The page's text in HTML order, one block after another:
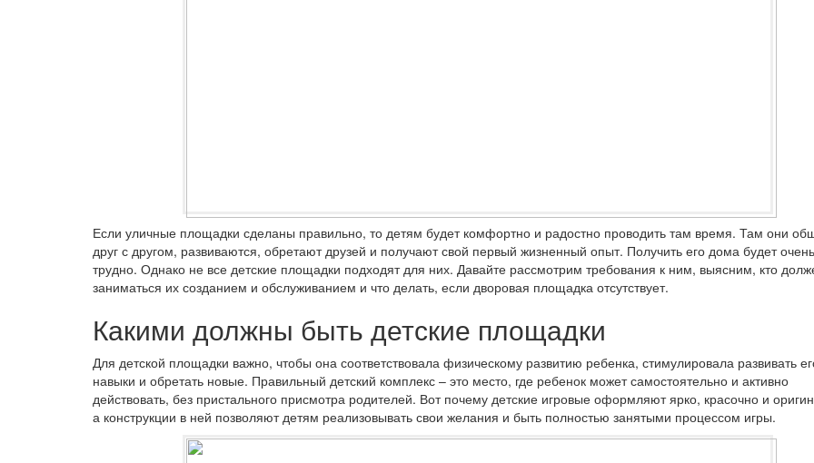
Если уличные площадки сделаны правильно, то детям будет комфортно и радостно проводить там время. Там они
друг с другом, развиваются, обретают друзей и получают свой первый жизненный опыт. Получить его дома будет очень
трудно. Однако не все детские площадки подходят для них. Давайте рассмотрим требования к ним, выясним, кто
заниматься их созданием и обслуживанием и что делать, если дворовая площадка отсутствует.
Какими должны быть детские площадки
Для детской площадки важно, чтобы она соответствовала физическому развитию ребенка, стимулировала развивать
навыки и обретать новые. Правильный детский комплекс – это место, где ребенок может самостоятельно и активно
действовать, без пристального присмотра родителей. Вот почему детские игровые оформляют ярко, красочно и
а конструкции в ней позволяют детям реализовывать свои желания и быть полностью занятыми процессом игры.